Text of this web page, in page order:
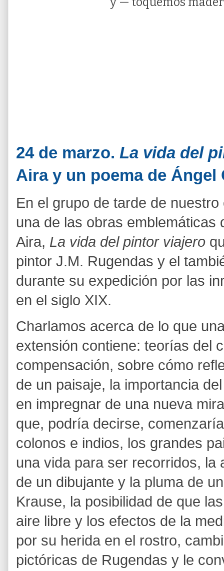
24 de marzo. La vida del
Aira y un poema de Ángel
En el grupo de tarde de
una de las obras emblemáticas
Aira, La vida del pintor viajero
pintor J.M. Rugendas y el
durante su expedición por las
en el siglo XIX.
Charlamos acerca de lo que
extensión contiene: teorías del
compensación, sobre cómo
de un paisaje, la importancia
en impregnar de una nueva
que, podría decirse,
colonos e indios, los grandes
una vida para ser recorridos, la
de un dibujante y la pluma de
Krause, la posibilidad de que
aire libre y los efectos de la
por su herida en el rostro,
pictóricas de Rugendas y le